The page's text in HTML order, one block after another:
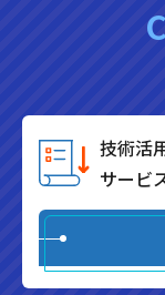
技術活
サービ